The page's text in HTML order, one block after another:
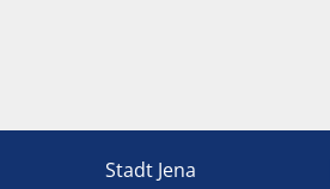
Stadt Jena